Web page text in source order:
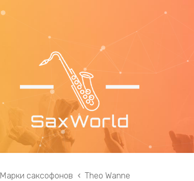
Марки саксофонов Theo Wanne